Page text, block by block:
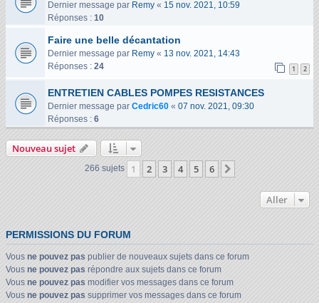
Dernier message par Remy « 15 nov. 2021, 10:59
Réponses : 10
Faire une belle décantation
Dernier message par Remy « 13 nov. 2021, 14:43
Réponses : 24 1 2
ENTRETIEN CABLES POMPES RESISTANCES
Dernier message par Cedric60 « 07 nov. 2021, 09:30
Réponses : 6
Nouveau sujet
266 sujets 1 2 3 4 5 6
Aller
PERMISSIONS DU FORUM
Vous ne pouvez pas publier de nouveaux sujets dans ce forum
Vous ne pouvez pas répondre aux sujets dans ce forum
Vous ne pouvez pas modifier vos messages dans ce forum
Vous ne pouvez pas supprimer vos messages dans ce forum